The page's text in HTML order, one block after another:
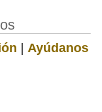
| Ayúdanos